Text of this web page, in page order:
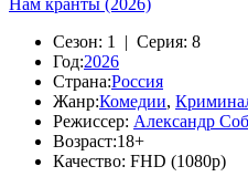
Сезон: 1 | Серия: 8
Год:2026
Страна:Россия
Жанр:Комедии,
Режиссер: Александр
Возраст:18+
Качество: FHD (1080p)